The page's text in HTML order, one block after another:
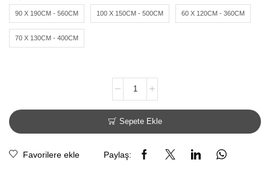
90 X 190CM - 560CM 100 X 150CM - 500CM 60 X 120CM - 360CM
70 X 130CM - 400CM
Sepete Ekle
Favorilere ekle Paylaş: